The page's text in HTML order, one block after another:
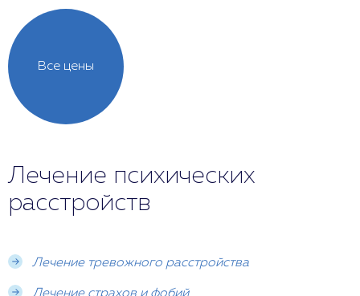
Все цены
Лечение психических
расстройств
Лечение тревожного расстройства
Лечение страхов и фобий